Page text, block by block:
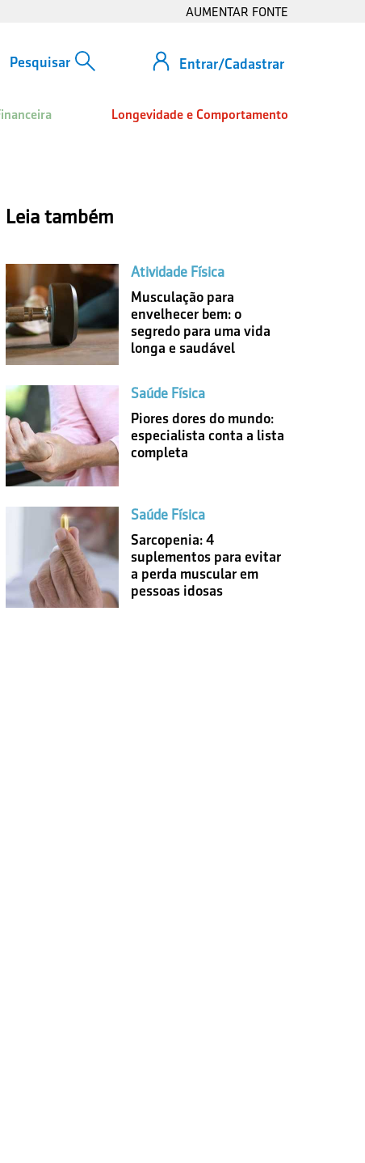
AUMENTAR FONTE
Entrar/Cadastrar
Longevidade e Comportamento
Leia também
Atividade Física
Musculação para
envelhecer bem: o
segredo para uma vida
longa e saudável
Saúde Física
Piores dores do mundo:
especialista conta a lista
completa
Saúde Física
Sarcopenia: 4
suplementos para evitar
a perda muscular em
pessoas idosas